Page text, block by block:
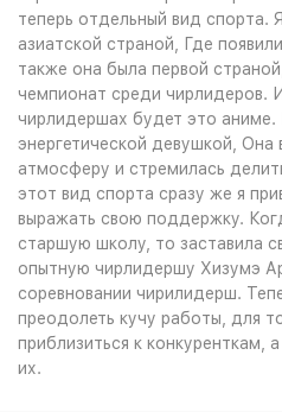
теперь отдельный вид спорта.
азиатской страной, Где
также она была первой
чемпионат среди чирлидеров.
чирлидершах будет это
энергетической девушкой, Она
атмосферу и стремилась
этот вид спорта сразу же я
выражать свою поддержку.
старшую школу, то заставила
опытную чирлидершу Хизумэ
соревновании чирилидерш.
преодолеть кучу работы, для
приблизиться к конкуренткам,
их.